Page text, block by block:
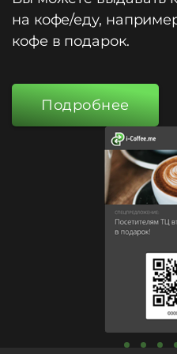
на кофе/еду,
кофе в подарок.
Подробнее